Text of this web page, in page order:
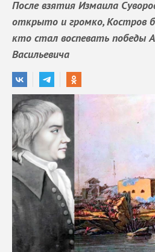
После взятия Измаила
открыто и громко, Костров
кто стал воспевать победы
Васильевича